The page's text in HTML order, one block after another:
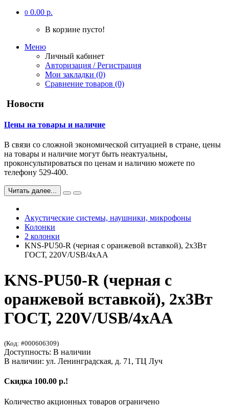
0 0.00 р.
В корзине пусто!
Меню
Личный кабинет
Авторизация / Регистрация
Мои закладки (0)
Сравнение товаров (0)
Новости
Цены на товары и наличие
В связи со сложной экономической ситуацией в стране, цены
на товары и наличие могут быть неактуальны,
проконсультироваться по ценам и наличию можете по
телефону 529-400.
Читать далее...
Акустические системы, наушники, микрофоны
Колонки
2 колонки
KNS-PU50-R (черная с оранжевой вставкой), 2х3Вт
ГОСТ, 220V/USB/4xAA
KNS-PU50-R (черная с
оранжевой вставкой), 2х3Вт
ГОСТ, 220V/USB/4xAA
(Код: #000606309)
Доступность: В наличии
В наличии: ул. Ленинградская, д. 71, ТЦ Луч
Скидка 100.00 р.!
Количество акционных товаров ограничено